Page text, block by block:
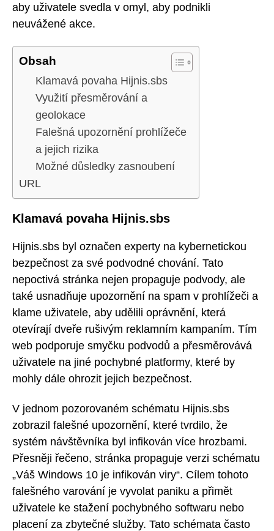
aby uživatele svedla v omyl, aby podnikli
neuvážené akce.
Obsah
Klamavá povaha Hijnis.sbs
Využití přesměrování a
geolokace
Falešná upozornění prohlížeče
a jejich rizika
Možné důsledky zasnoubení
URL
Klamavá povaha Hijnis.sbs
Hijnis.sbs byl označen experty na kybernetickou
bezpečnost za své podvodné chování. Tato
nepoctivá stránka nejen propaguje podvody, ale
také usnadňuje upozornění na spam v prohlížeči a
klame uživatele, aby udělili oprávnění, která
otevírají dveře rušivým reklamním kampaním. Tím
web podporuje smyčku podvodů a přesměrovává
uživatele na jiné pochybné platformy, které by
mohly dále ohrozit jejich bezpečnost.
V jednom pozorovaném schématu Hijnis.sbs
zobrazil falešné upozornění, které tvrdilo, že
systém návštěvníka byl infikován více hrozbami.
Přesněji řečeno, stránka propaguje verzi schématu
„Váš Windows 10 je infikován viry“. Cílem tohoto
falešného varování je vyvolat paniku a přimět
uživatele ke stažení pochybného softwaru nebo
placení za zbytečné služby. Tato schémata často